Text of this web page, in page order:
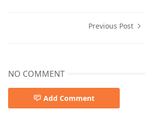
Previous Post
NO COMMENT
Add Comment